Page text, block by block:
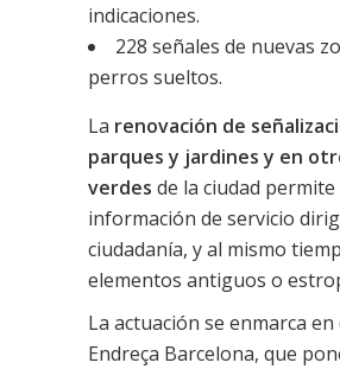
indicaciones.
228 señales de nuevas
perros sueltos.
La renovación de
parques y jardines y en
verdes de la ciudad
información de servicio
ciudadanía, y al mismo
elementos antiguos o
La actuación se enmarca en
Endreça Barcelona, que